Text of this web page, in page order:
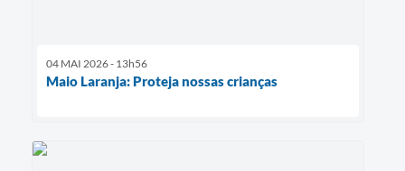
04 MAI 2026 - 13h56
Maio Laranja: Proteja nossas crianças